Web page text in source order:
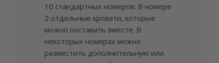
10 стандартных номеров. В номере
2 отдельные кровати, которые
можно поставить вместе. В
некоторых номерах можно
разместить дополнительную или